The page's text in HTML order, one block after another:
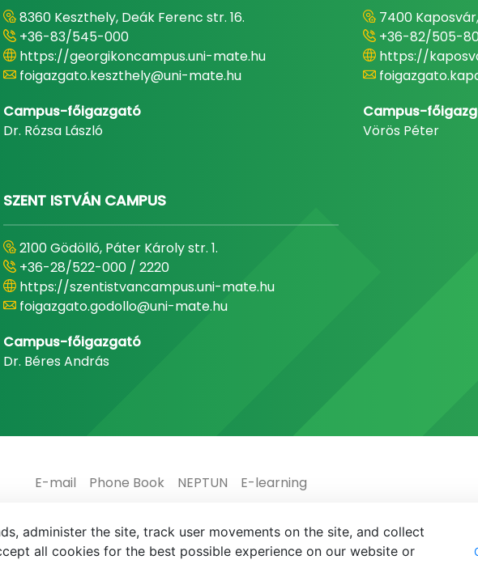
8360 Keszthely, Deák Ferenc str. 16.
+36-83/545-000
https://georgikoncampus.uni-mate.hu
foigazgato.keszthely@uni-mate.hu
Campus-főigazgató
Dr. Rózsa László
7400 Kaposvár,
+36-82/505-
https://
Campus-
Vörös Péter
SZENT ISTVÁN CAMPUS
2100 Gödöllő, Páter Károly str. 1.
+36-28/522-000 / 2220
https://szentistvancampus.uni-mate.hu
foigazgato.godollo@uni-mate.hu
Campus-főigazgató
Dr. Béres András
E-mail Phone Book NEPTUN E-learning
administer the site, track user movements on the site, and collect
all cookies for the best possible experience on our website or